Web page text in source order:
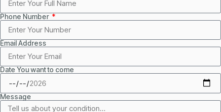
Phone Number
Email Address
Date You want to come
Message